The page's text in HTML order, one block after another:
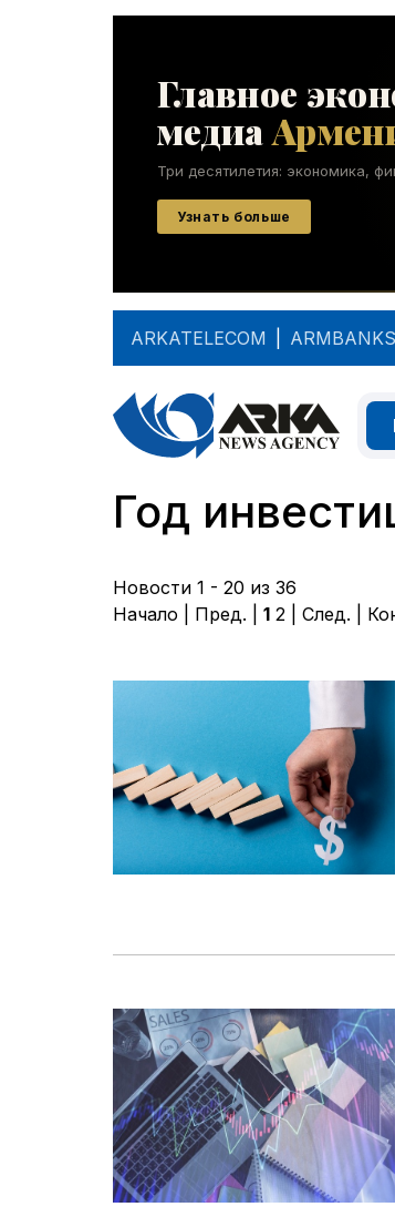
ARKATELECOM ARMBANKS
Год
Новости 1 - 20 из 36
Начало | Пред. | 1 2 След.